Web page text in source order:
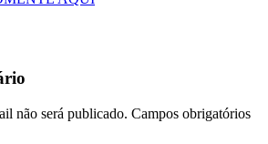
não será publicado. Campos obrigatórios